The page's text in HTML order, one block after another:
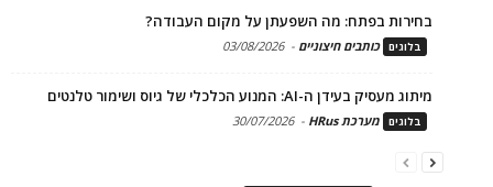
בחירות בפתח: מה השפעתן על מקום העבודה?
בלוגים כותבים חיצוניים -
03/08/2026
מיתוג מעסיק בעידן ה-AI: המנוע הכלכלי של גיוס ושימור טלנטים
בלוגים מערכת HRus -
30/07/2026